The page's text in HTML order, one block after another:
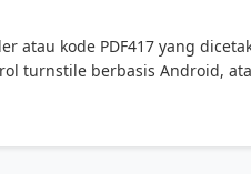
atau kode PDF417 yang
turnstile berbasis Android,